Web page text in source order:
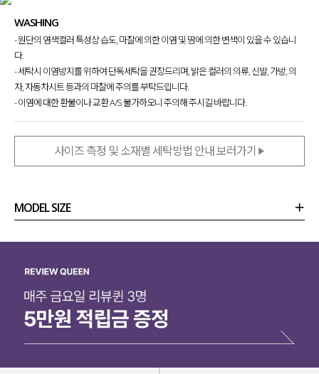
WASHING
- 원단의 염색컬러 특성상 습도, 마찰에 의한 이염 및 땀에 의한 변색이 있을 수 있습니
다.
- 세탁시 이염방지를 위하여 단독세탁을 권장드리며, 밝은 컬러의 의류, 신발, 가방, 의
자, 자동차시트 등과의 마찰에 주의를 부탁드립니다.
- 이염에 대한 환불이나 교환 A/S 불가하오니 주의해 주시길 바랍니다.
사이즈 측정 및 소재별 세탁방법 안내 보러가기
MODEL SIZE